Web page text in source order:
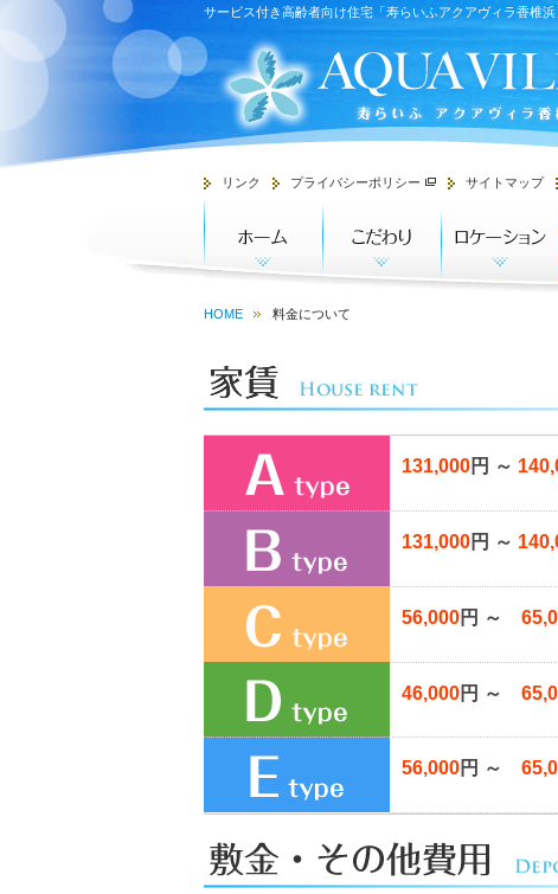
サービス付き高齢者向け住宅「寿らいふアクアヴィラ香椎
リンク プライバシーポリシー サイトマップ
HOME 料金について
131,000円 ～
131,000円 ～
56,000円 ～
46,000円 ～
56,000円 ～